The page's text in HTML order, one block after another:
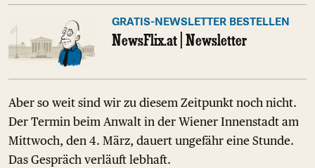
GRATIS-NEWSLETTER BESTELLEN
NewsFlix.at | Newsletter
Aber so weit sind wir zu diesem Zeitpunkt noch nicht.
Der Termin beim Anwalt in der Wiener Innenstadt am
Mittwoch, den 4. März, dauert ungefähr eine Stunde.
Das Gespräch verläuft lebhaft.